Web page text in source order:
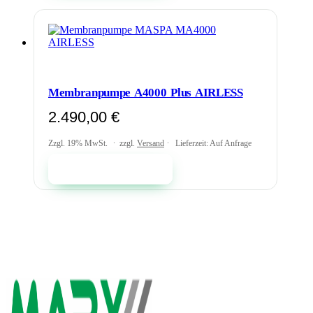
Membranpumpe A4000 Plus AIRLESS
2.490,00 €
Zzgl. 19% MwSt. zzgl. Versand Lieferzeit: Auf Anfrage